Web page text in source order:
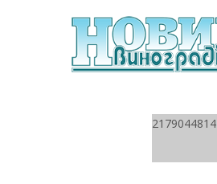
2179044814